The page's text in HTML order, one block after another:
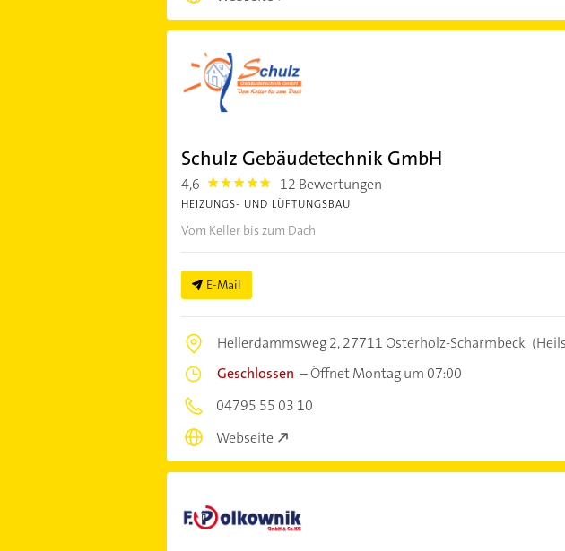
Schulz Gebäudetechnik GmbH
4,6 4.6 12 Bewertungen
HEIZUNGS- UND LÜFTUNGSBAU
Vom Keller bis zum Dach
E-Mail
Hellerdammsweg 2,27711 Osterholz-Scharmbeck
Geschlossen –Öffnet Montag um 07:00
04795 55 03 10
Webseite